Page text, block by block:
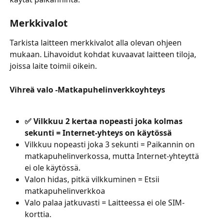
Merkkivalot
Tarkista laitteen merkkivalot alla olevan ohjeen
mukaan. Lihavoidut kohdat kuvaavat laitteen tiloja,
joissa laite toimii oikein.
Vihreä valo -Matkapuhelinverkkoyhteys
✅ Vilkkuu 2 kertaa nopeasti joka kolmas
sekunti = Internet-yhteys on käytössä
Vilkkuu nopeasti joka 3 sekunti = Paikannin on
matkapuhelinverkossa, mutta Internet-yhteyttä
ei ole käytössä.
Valon hidas, pitkä vilkkuminen = Etsii
matkapuhelinverkkoa
Valo palaa jatkuvasti = Laitteessa ei ole SIM-
korttia.